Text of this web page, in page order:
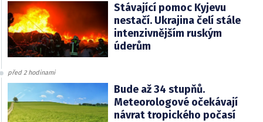
Stávající pomoc Kyjevu
nestačí. Ukrajina čelí stále
intenzivnějším ruským
úderům
před 2 hodinami
Bude až 34 stupňů.
Meteorologové očekávají
návrat tropického počasí